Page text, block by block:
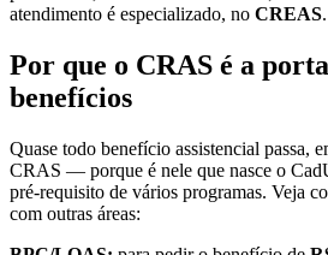
atendimento é especializado, no CREAS.
Por que o CRAS é a
benefícios
Quase todo benefício assistencial passa,
CRAS — porque é nele que nasce o
pré-requisito de vários programas. Veja
com outras áreas: